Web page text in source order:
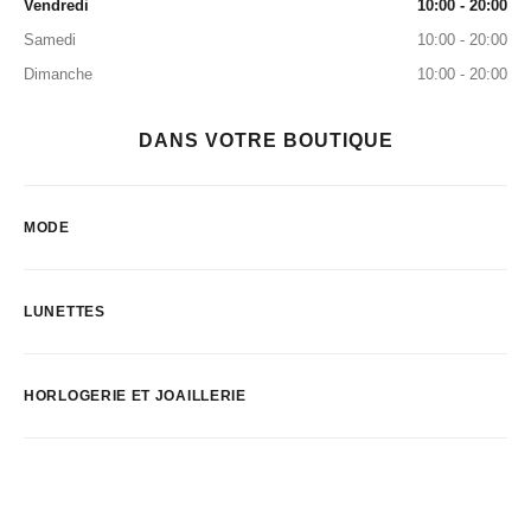
Vendredi
10:00 - 20:00
Samedi
10:00 - 20:00
Dimanche
10:00 - 20:00
DANS VOTRE BOUTIQUE
MODE
LUNETTES
HORLOGERIE ET JOAILLERIE